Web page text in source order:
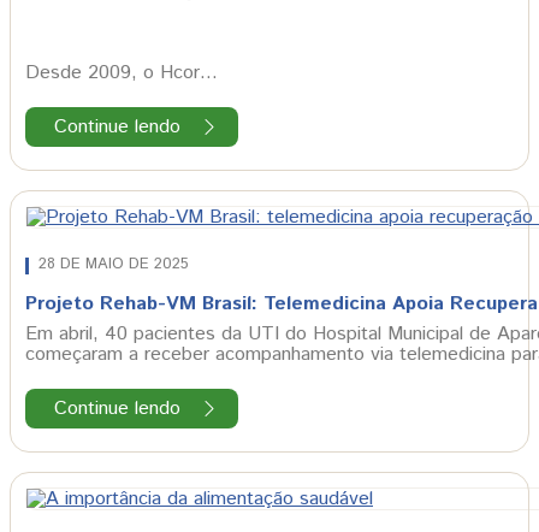
Desde 2009, o Hcor…
Continue lendo
28 DE MAIO DE 2025
Projeto Rehab-VM Brasil: Telemedicina Apoia
Em abril, 40 pacientes da UTI do Hospital Municipal de
começaram a receber acompanhamento via telemedicina
Continue lendo